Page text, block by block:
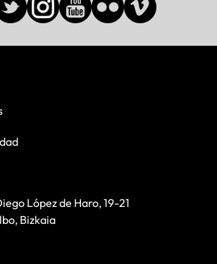
López de Haro, 19-21
Bizkaia